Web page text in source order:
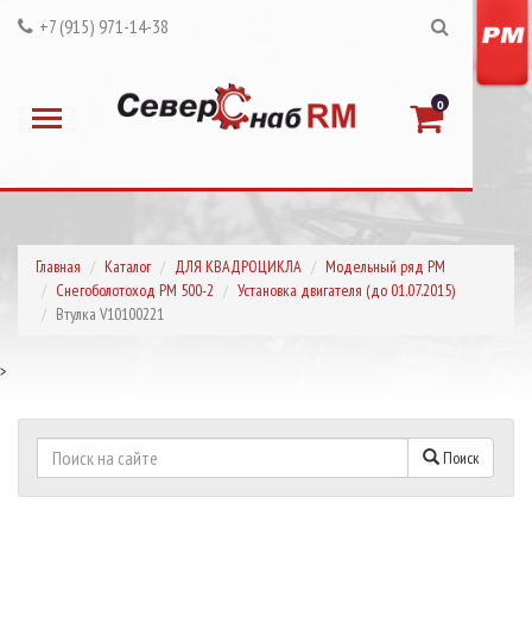
+7 (915) 971-14-38
0
Главная Каталог ДЛЯ КВАДРОЦИКЛА
Модельный ряд РМ
Снегоболотоход РМ 500-2
Установка двигателя (до 01.07.2015)
Втулка V10100221
>
Поиск